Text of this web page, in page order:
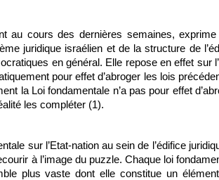
au cours des dernières semaines, exprime
juridique israélien et de la structure de
en général. Elle repose en effet sur
pour effet d’abroger les lois
la Loi fondamentale n’a pas pour effet
les compléter (1).
sur l’Etat-nation au sein de l’édifice
à l’image du puzzle. Chaque loi
plus vaste dont elle constitue un